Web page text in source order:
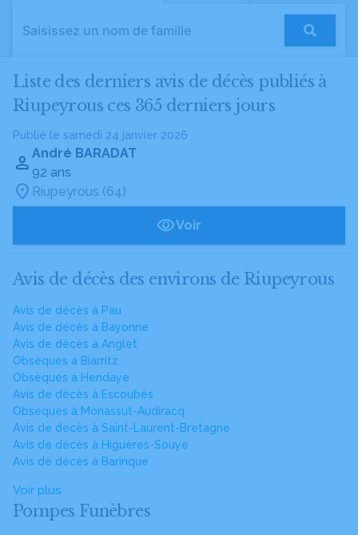
Liste des derniers avis de décès publiés à
Riupeyrous ces 365 derniers jours
Publié le samedi 24 janvier 2026
André BARADAT
92 ans
Riupeyrous (64)
Voir
Avis de décès des environs de Riupeyrous
Avis de décès à Pau
Avis de décès à Bayonne
Avis de décès à Anglet
Obsèques à Biarritz
Obsèques à Hendaye
Avis de décès à Escoubès
Obsèques à Monassut-Audiracq
Avis de décès à Saint-Laurent-Bretagne
Avis de décès à Higuères-Souye
Avis de décès à Barinque
Voir plus
Pompes Funèbres